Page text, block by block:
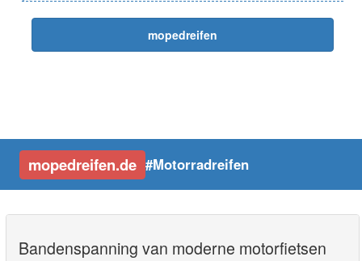
mopedreifen
mopedreifen.de #Motorradreifen
Bandenspanning van moderne motorfietsen